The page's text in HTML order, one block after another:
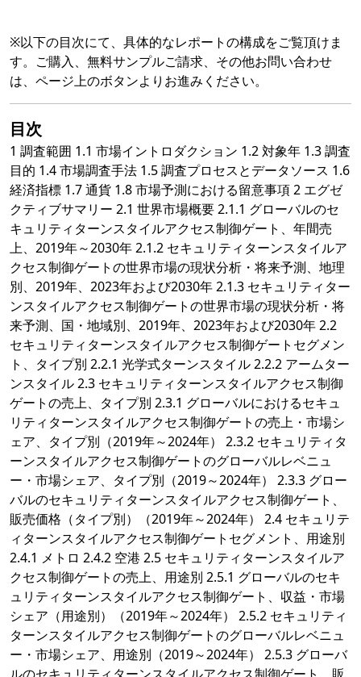
※以下の目次にて、具体的なレポートの構成をご覧頂けま
す。ご購入、無料サンプルご請求、その他お問い合わせ
は、ページ上のボタンよりお進みください。
目次
1 調査範囲 1.1 市場イントロダクション 1.2 対象年 1.3 調査
目的 1.4 市場調査手法 1.5 調査プロセスとデータソース 1.6
経済指標 1.7 通貨 1.8 市場予測における留意事項 2 エグゼ
クティブサマリー 2.1 世界市場概要 2.1.1 グローバルのセ
キュリティターンスタイルアクセス制御ゲート、年間売
上、2019年～2030年 2.1.2 セキュリティターンスタイルア
クセス制御ゲートの世界市場の現状分析・将来予測、地理
別、2019年、2023年および2030年 2.1.3 セキュリティター
ンスタイルアクセス制御ゲートの世界市場の現状分析・将
来予測、国・地域別、2019年、2023年および2030年 2.2
セキュリティターンスタイルアクセス制御ゲートセグメン
ト、タイプ別 2.2.1 光学式ターンスタイル 2.2.2 アームター
ンスタイル 2.3 セキュリティターンスタイルアクセス制御
ゲートの売上、タイプ別 2.3.1 グローバルにおけるセキュ
リティターンスタイルアクセス制御ゲートの売上・市場シ
ェア、タイプ別（2019年～2024年） 2.3.2 セキュリティタ
ーンスタイルアクセス制御ゲートのグローバルレベニュ
ー・市場シェア、タイプ別（2019～2024年） 2.3.3 グロー
バルのセキュリティターンスタイルアクセス制御ゲート、
販売価格（タイプ別）（2019年～2024年） 2.4 セキュリテ
ィターンスタイルアクセス制御ゲートセグメント、用途別
2.4.1 メトロ 2.4.2 空港 2.5 セキュリティターンスタイルア
クセス制御ゲートの売上、用途別 2.5.1 グローバルのセキ
ュリティターンスタイルアクセス制御ゲート、収益・市場
シェア（用途別）（2019年～2024年） 2.5.2 セキュリティ
ターンスタイルアクセス制御ゲートのグローバルレベニュ
ー・市場シェア、用途別（2019～2024年） 2.5.3 グローバ